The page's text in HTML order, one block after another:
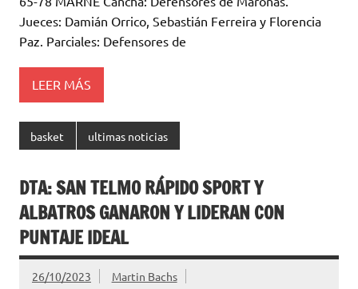
p k r
Jueces: Damián Orrico, Sebastián Ferreira y Florencia
Paz. Parciales: Defensores de
LEER MÁS
basket ultimas noticias
DTA: SAN TELMO RÁPIDO SPORT Y
ALBATROS GANARON Y LIDERAN CON
PUNTAJE IDEAL
26/10/2023 Martin Bachs